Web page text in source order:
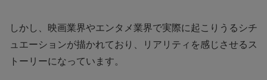
しかし、映画業界やエンタメ業界で実際に起こりうるシチ
ュエーションが描かれており、リアリティを感じさせるス
トーリーになっています。